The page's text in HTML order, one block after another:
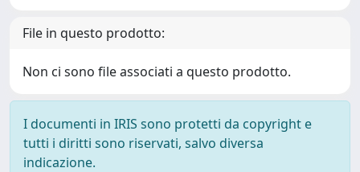
File in questo prodotto:
Non ci sono file associati a questo prodotto.
I documenti in IRIS sono protetti da copyright e
tutti i diritti sono riservati, salvo diversa
indicazione.